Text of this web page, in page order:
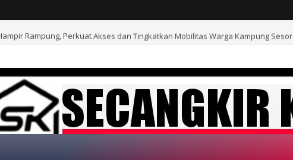
Rampung, Perkuat Akses dan Tingkatkan Mobilitas Warga Kampung Sesor